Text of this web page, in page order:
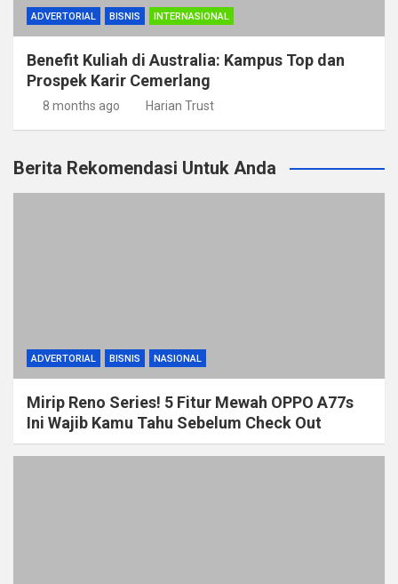
ADVERTORIAL BISNIS INTERNASIONAL
Benefit Kuliah di Australia: Kampus Top dan
Prospek Karir Cemerlang
8 months ago Harian Trust
Berita Rekomendasi Untuk Anda
ADVERTORIAL BISNIS NASIONAL
Mirip Reno Series! 5 Fitur Mewah OPPO A77s
Ini Wajib Kamu Tahu Sebelum Check Out